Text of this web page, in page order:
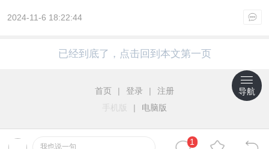
2024-11-6 18:22:44
我也说一句
1
已经到底了，点击回到本文第一页
首页 | 登录 |
注册
手机版
| 电脑版
导航